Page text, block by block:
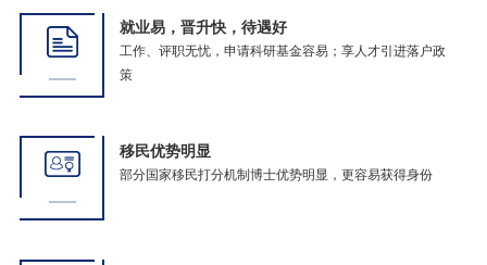
就业易，晋升快，待遇好
工作、评职无忧，申请科研基金容易；享人才引进落户政
策
移民优势明显
部分国家移民打分机制博士优势明显，更容易获得身份